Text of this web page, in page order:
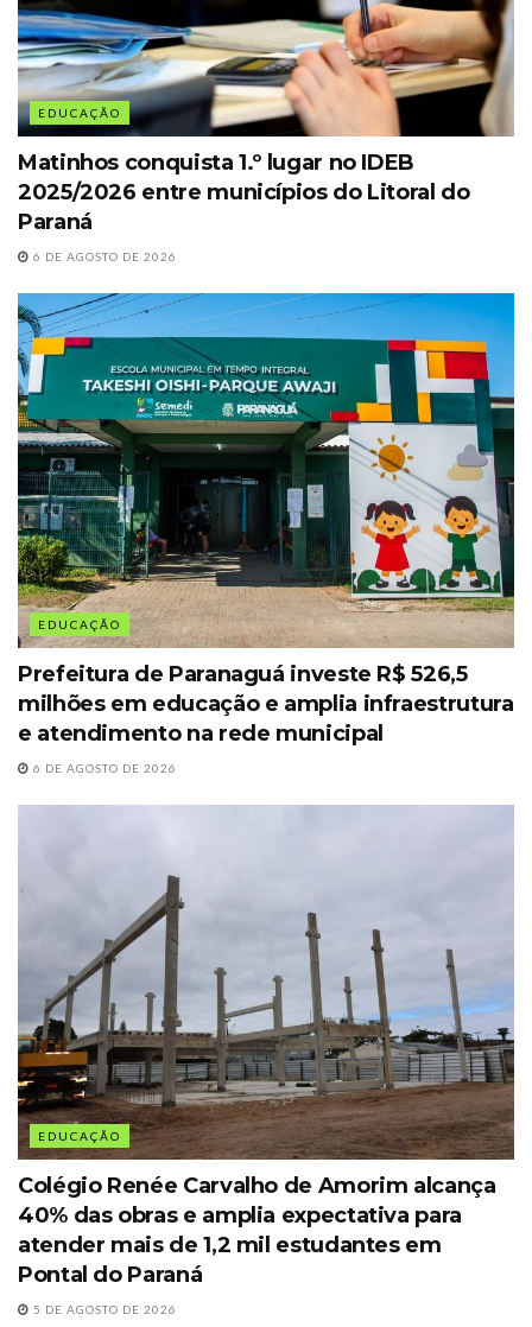
EDUCAÇÃO
Matinhos conquista 1.º lugar no IDEB
2025/2026 entre municípios do Litoral do
Paraná
6 DE AGOSTO DE 2026
EDUCAÇÃO
Prefeitura de Paranaguá investe R$ 526,5
milhões em educação e amplia infraestrutura
e atendimento na rede municipal
6 DE AGOSTO DE 2026
EDUCAÇÃO
Colégio Renée Carvalho de Amorim alcança
40% das obras e amplia expectativa para
atender mais de 1,2 mil estudantes em
Pontal do Paraná
5 DE AGOSTO DE 2026